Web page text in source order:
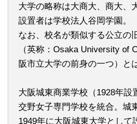
大学の略称は大商大、商大、
設置者は学校法人谷岡学園。
なお、校名が類似する公立の
（英称：Osaka University of
阪市立大学の前身の一つ）と
大阪城東商業学校（1928年設
交野女子専門学校を統合。城
1949年に大阪城東大学として